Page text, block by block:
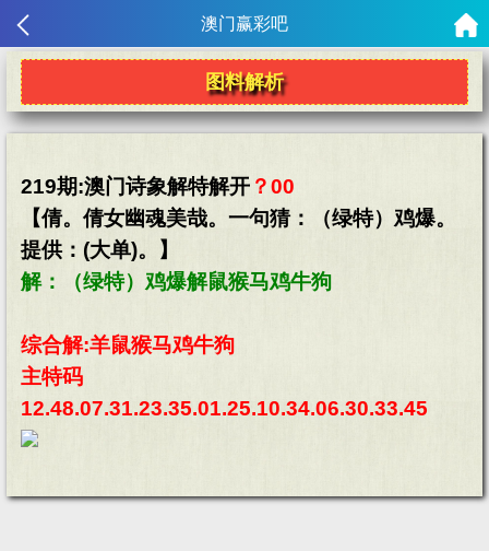
澳门赢彩吧
图料解析
219期:澳门诗象解特解开 ？00
【倩。倩女幽魂美哉。一句猜：（绿特）鸡爆。
提供：(大单)。】
解：（绿特）鸡爆解鼠猴马鸡牛狗
综合解:羊鼠猴马鸡牛狗
主特码
12.48.07.31.23.35.01.25.10.34.06.30.33.45